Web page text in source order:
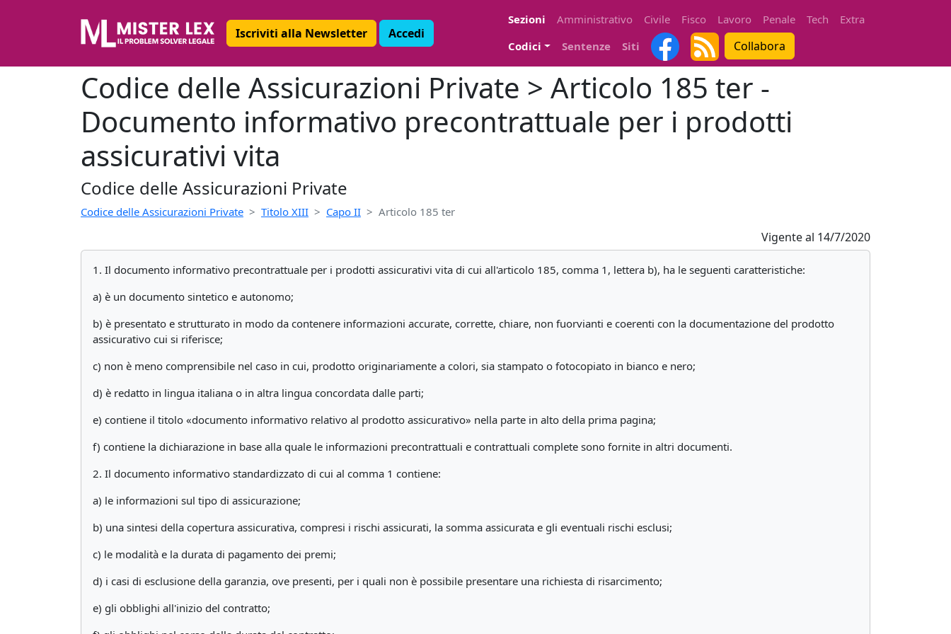
Iscriviti alla Newsletter Accedi
Sezioni Amministrativo Civile Fisco Lavoro Penale Tech
Extra
Codici
Sentenze Siti Collabora
Codice delle Assicurazioni Private > Articolo 185 ter -
Documento informativo precontrattuale per i prodotti
assicurativi vita
Codice delle Assicurazioni Private
Codice delle Assicurazioni Private Titolo XIII Capo II Articolo 185 ter
Vigente al 14/7/2020
1. Il documento informativo precontrattuale per i prodotti assicurativi vita di cui all'articolo 185, comma 1, lettera b), ha le seguenti caratteristiche:
a) è un documento sintetico e autonomo;
b) è presentato e strutturato in modo da contenere informazioni accurate, corrette, chiare, non fuorvianti e coerenti con la documentazione del prodotto
assicurativo cui si riferisce;
c) non è meno comprensibile nel caso in cui, prodotto originariamente a colori, sia stampato o fotocopiato in bianco e nero;
d) è redatto in lingua italiana o in altra lingua concordata dalle parti;
e) contiene il titolo «documento informativo relativo al prodotto assicurativo» nella parte in alto della prima pagina;
f) contiene la dichiarazione in base alla quale le informazioni precontrattuali e contrattuali complete sono fornite in altri documenti.
2. Il documento informativo standardizzato di cui al comma 1 contiene:
a) le informazioni sul tipo di assicurazione;
b) una sintesi della copertura assicurativa, compresi i rischi assicurati, la somma assicurata e gli eventuali rischi esclusi;
c) le modalità e la durata di pagamento dei premi;
d) i casi di esclusione della garanzia, ove presenti, per i quali non è possibile presentare una richiesta di risarcimento;
e) gli obblighi all'inizio del contratto;